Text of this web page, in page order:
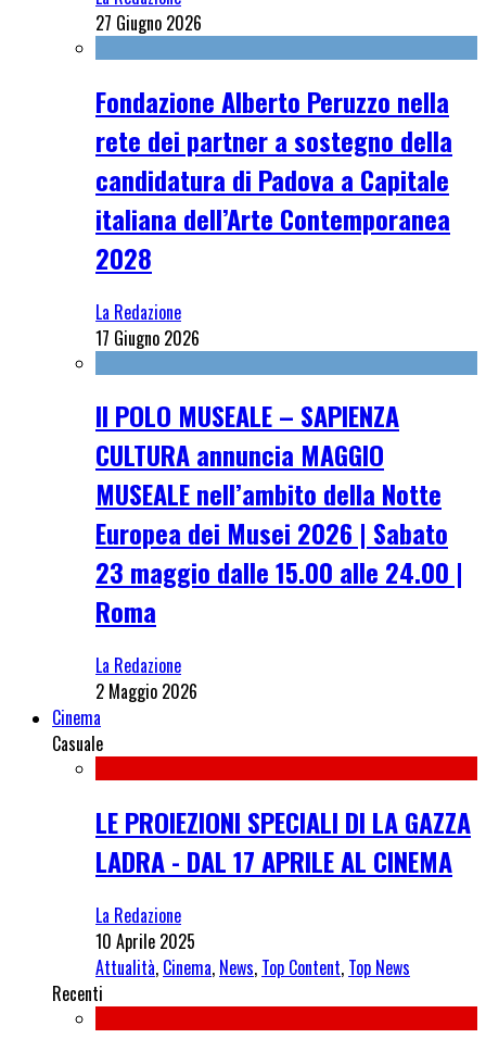
27 Giugno 2026
Fondazione Alberto Peruzzo nella
rete dei partner a sostegno della
candidatura di Padova a Capitale
italiana dell’Arte Contemporanea
2028
La Redazione
17 Giugno 2026
Il POLO MUSEALE – SAPIENZA
CULTURA annuncia MAGGIO
MUSEALE nell’ambito della Notte
Europea dei Musei 2026 | Sabato
23 maggio dalle 15.00 alle 24.00 |
Roma
La Redazione
2 Maggio 2026
Cinema
Casuale
LE PROIEZIONI SPECIALI DI LA GAZZA
LADRA - DAL 17 APRILE AL CINEMA
La Redazione
10 Aprile 2025
Attualità, Cinema, News, Top Content, Top News
Recenti